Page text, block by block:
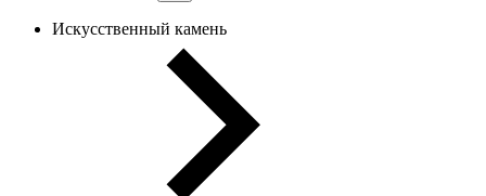
Искусственный камень